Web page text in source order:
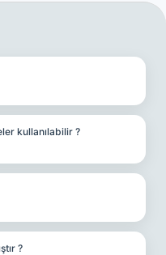
kullanılabilir ?
?